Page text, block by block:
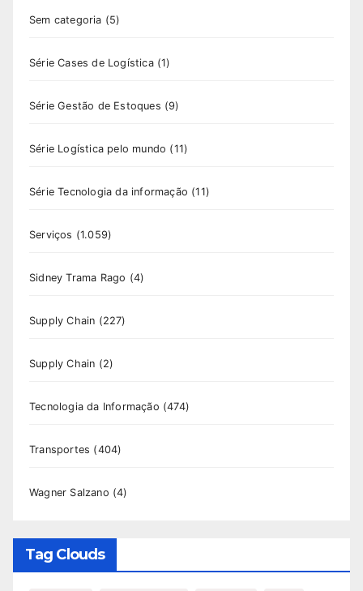
Sem categoria (5)
Série Cases de Logística(1)
Série Gestão de Estoques (9)
Série Logística pelo mundo (11)
Série Tecnologia da informação (11)
Serviços (1.059)
Sidney Trama Rago (4)
Supply Chain (227)
Supply Chain (2)
Tecnologia da Informação (474)
Transportes (404)
Wagner Salzano (4)
Tag Clouds